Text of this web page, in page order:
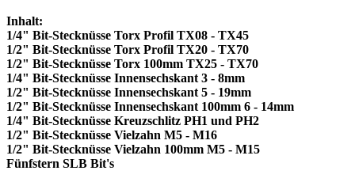
Inhalt:
1/4" Bit-Stecknüsse Torx Profil TX08 - TX45
1/2" Bit-Stecknüsse Torx Profil TX20 - TX70
1/2" Bit-Stecknüsse Torx 100mm TX25 - TX70
1/4" Bit-Stecknüsse Innensechskant 3 - 8mm
1/2" Bit-Stecknüsse Innensechskant 5 - 19mm
1/2" Bit-Stecknüsse Innensechskant 100mm 6 - 14mm
1/4" Bit-Stecknüsse Kreuzschlitz PH1 und PH2
1/2" Bit-Stecknüsse Vielzahn M5 - M16
1/2" Bit-Stecknüsse Vielzahn 100mm M5 - M15
Fünfstern SLB Bit's